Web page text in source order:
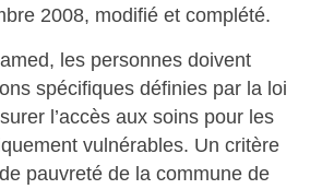
2008, modifié et complété.
les personnes doivent
spécifiques définies par la loi
l’accès aux soins pour les
vulnérables. Un critère
pauvreté de la commune de